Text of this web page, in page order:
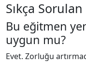
Sıkça
Bu eğitmen
uygun mu?
Evet. Zorluğu